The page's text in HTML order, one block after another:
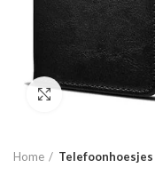
Click to enlarge
Home Telefoonhoesjes